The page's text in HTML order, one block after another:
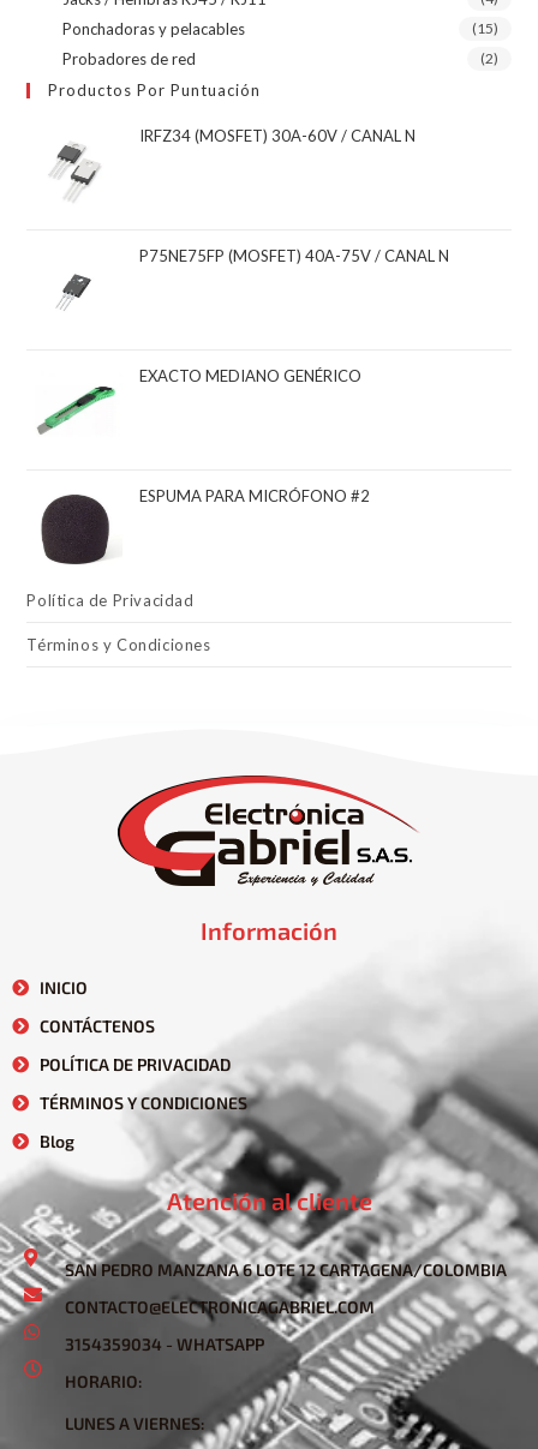
Ponchadoras y pelacables (15)
Probadores de red (2)
Productos Por Puntuación
IRFZ34 (MOSFET) 30A-60V / CANAL N
P75NE75FP (MOSFET) 40A-75V / CANAL N
EXACTO MEDIANO GENÉRICO
ESPUMA PARA MICRÓFONO #2
Política de Privacidad
Términos y Condiciones
Información
INICIO
CONTÁCTENOS
POLÍTICA DE PRIVACIDAD
TÉRMINOS Y CONDICIONES
Blog
Atención al cliente
SAN PEDRO MANZANA 6 LOTE 12 CARTAGENA/COLOMBIA
CONTACTO@ELECTRONICAGABRIEL.COM
3154359034 - WHATSAPP
HORARIO:
LUNES A VIERNES: